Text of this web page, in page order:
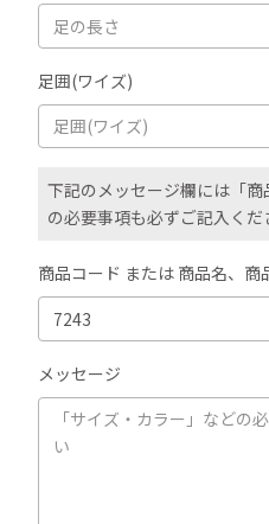
足囲(ワイズ)
下記のメッセージ欄には「
の必要事項も必ずご記入くだ
商品コード または 商品名、商
メッセージ